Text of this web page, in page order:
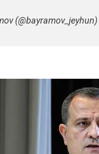
(@bayramov_jeyhun)